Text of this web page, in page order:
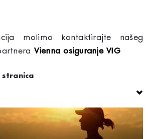
molimo kontaktirajte našeg
Vienna osiguranje VIG